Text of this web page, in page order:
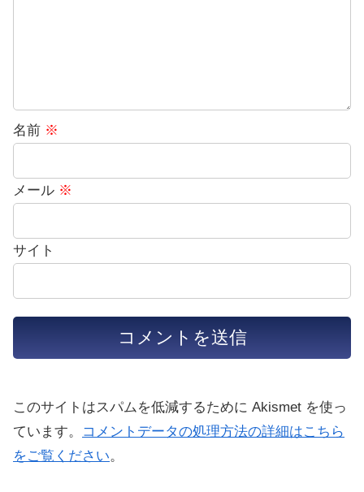
名前 ※
メール ※
サイト
このサイトはスパムを低減するために Akismet を使っ
ています。
コメントデータの処理方法の詳細はこちら
をご覧ください。